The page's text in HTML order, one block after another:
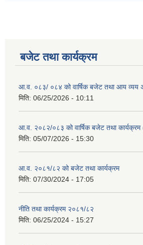
बजेट तथा कार्यक्रम
आ.व. ०८३/ ०८४ को वार्षिक बजेट तथा आय व्यय
मिति: 06/25/2026 - 10:11
आ.व. २०८२/०८३ को वार्षिक बजेट तथा
मिति: 05/07/2026 - 15:30
आ.व. २०८१/८२ को बजेट तथा कार्यक्रम
मिति: 07/30/2024 - 17:05
नीति तथा कार्यक्रम २०८१/८२
मिति: 06/25/2024 - 15:27